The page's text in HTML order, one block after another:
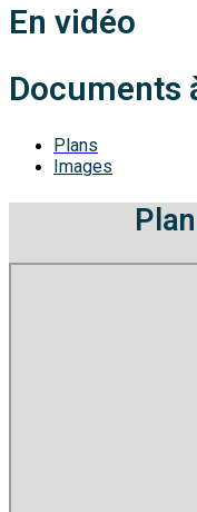
En vidéo
Documents
Plans
Images